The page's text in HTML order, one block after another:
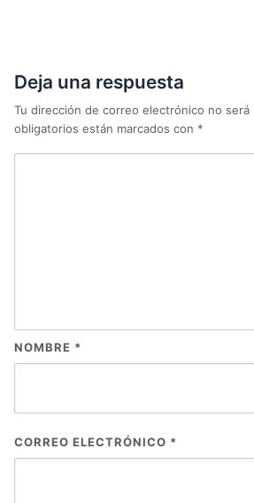
Deja una respuesta
Tu dirección de correo electrónico no será
obligatorios están marcados con *
NOMBRE *
CORREO ELECTRÓNICO *